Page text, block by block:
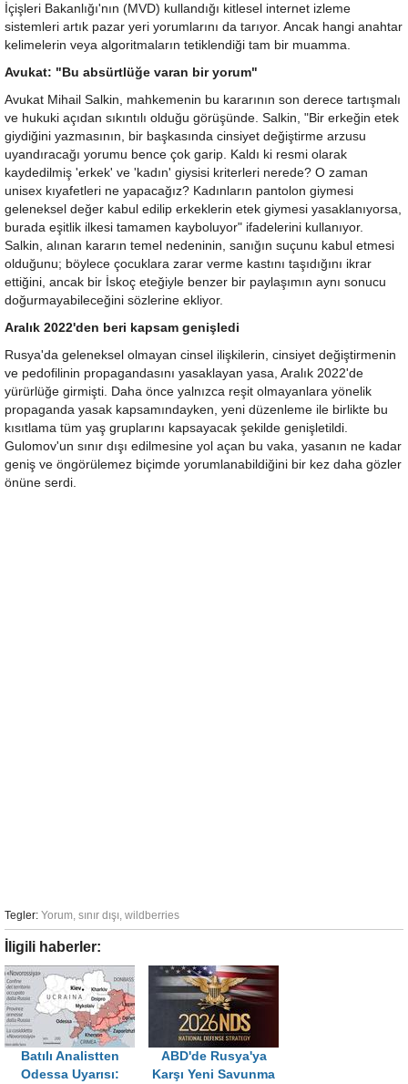
İçişleri Bakanlığı'nın (MVD) kullandığı kitlesel internet izleme
sistemleri artık pazar yeri yorumlarını da tarıyor. Ancak hangi anahtar
kelimelerin veya algoritmaların tetiklendiği tam bir muamma.
Avukat: "Bu absürtlüğe varan bir yorum"
Avukat Mihail Salkin, mahkemenin bu kararının son derece tartışmalı
ve hukuki açıdan sıkıntılı olduğu görüşünde. Salkin, "Bir erkeğin etek
giydiğini yazmasının, bir başkasında cinsiyet değiştirme arzusu
uyandıracağı yorumu bence çok garip. Kaldı ki resmi olarak
kaydedilmiş 'erkek' ve 'kadın' giysisi kriterleri nerede? O zaman
unisex kıyafetleri ne yapacağız? Kadınların pantolon giymesi
geleneksel değer kabul edilip erkeklerin etek giymesi yasaklanıyorsa,
burada eşitlik ilkesi tamamen kayboluyor" ifadelerini kullanıyor.
Salkin, alınan kararın temel nedeninin, sanığın suçunu kabul etmesi
olduğunu; böylece çocuklara zarar verme kastını taşıdığını ikrar
ettiğini, ancak bir İskoç eteğiyle benzer bir paylaşımın aynı sonucu
doğurmayabileceğini sözlerine ekliyor.
Aralık 2022'den beri kapsam genişledi
Rusya'da geleneksel olmayan cinsel ilişkilerin, cinsiyet değiştirmenin
ve pedofilinin propagandasını yasaklayan yasa, Aralık 2022'de
yürürlüğe girmişti. Daha önce yalnızca reşit olmayanlara yönelik
propaganda yasak kapsamındayken, yeni düzenleme ile birlikte bu
kısıtlama tüm yaş gruplarını kapsayacak şekilde genişletildi.
Gulomov'un sınır dışı edilmesine yol açan bu vaka, yasanın ne kadar
geniş ve öngörülemez biçimde yorumlanabildiğini bir kez daha gözler
önüne serdi.
Tegler: Yorum, sınır dışı, wildberries
İligili haberler:
Batılı Analistten
Odessa Uyarısı:
ABD'de Rusya'ya
Karşı Yeni Savunma